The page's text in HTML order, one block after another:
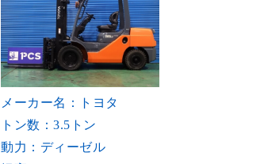
メーカー名：トヨタ
トン数：3.5トン
動力：ディーゼル